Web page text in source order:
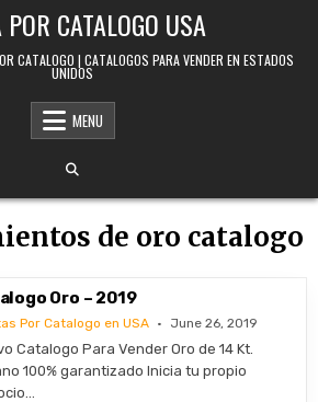
CATALOGO USA
CATALOGO | CATALOGOS PARA VENDER EN ESTADOS
UNIDOS
MENU
de oro catalogo
Oro – 2019
Por Catalogo en USA June 26, 2019
Catalogo Para Vender Oro de 14 Kt.
100% garantizado Inicia tu propio